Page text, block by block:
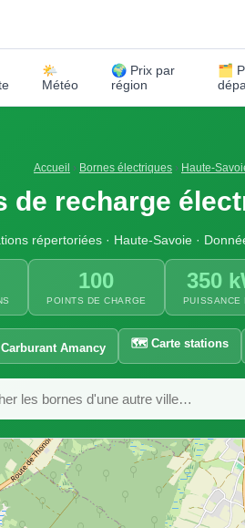
🌤️
Météo
🌍 Prix par
région
🗂️
Accueil › Bornes électriques › Haute-
de recharge
répertoriées · Haute-Savoie ·
100
POINTS DE CHARGE
350
PUISSANCE
Carburant Amancy 🗺️ Carte stations